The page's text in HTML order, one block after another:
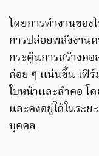
โดยการทำงานขอ
การปล่อยพลังงาน
กระตุ้นการสร้างค
ค่อย ๆ แน่นขึ้น เฟิ
ใบหน้าและลำคอ โ
และคงอยู่ได้ในระ
บุคคล